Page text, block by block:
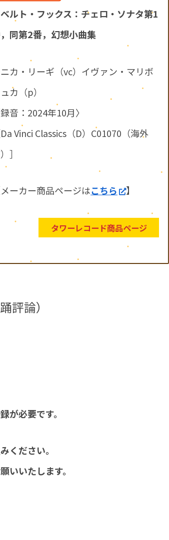
ルト・フックス：チェロ・ソナタ第1
同第2番，幻想小曲集
カ・リーギ（vc）イヴァン・マリボ
カ（p）
録音：2024年10月〉
Da Vinci Classics（D）C01070（海外
］
メーカー商品ページはこちら 】
タワーレコード商品ページ
評論）
必要です。
ください。
いいたします。